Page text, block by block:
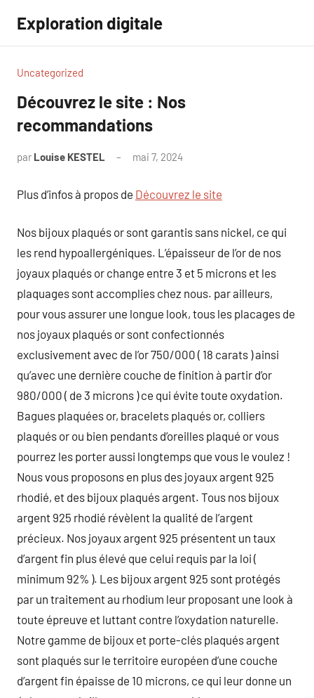
contenu
Exploration digitale
Uncategorized
Découvrez le site : Nos
recommandations
par Louise KESTEL mai 7, 2024
Plus d’infos à propos de Découvrez le site
Nos bijoux plaqués or sont garantis sans nickel, ce qui
les rend hypoallergéniques. L’épaisseur de l’or de nos
joyaux plaqués or change entre 3 et 5 microns et les
plaquages sont accomplies chez nous. par ailleurs,
pour vous assurer une longue look, tous les placages de
nos joyaux plaqués or sont confectionnés
exclusivement avec de l’or 750/000 ( 18 carats ) ainsi
qu’avec une dernière couche de finition à partir d’or
980/000 ( de 3 microns ) ce qui évite toute oxydation.
Bagues plaquées or, bracelets plaqués or, colliers
plaqués or ou bien pendants d’oreilles plaqué or vous
pourrez les porter aussi longtemps que vous le voulez !
Nous vous proposons en plus des joyaux argent 925
rhodié, et des bijoux plaqués argent. Tous nos bijoux
argent 925 rhodié révèlent la qualité de l’argent
précieux. Nos joyaux argent 925 présentent un taux
d’argent fin plus élevé que celui requis par la loi (
minimum 92% ). Les bijoux argent 925 sont protégés
par un traitement au rhodium leur proposant une look à
toute épreuve et luttant contre l’oxydation naturelle.
Notre gamme de bijoux et porte-clés plaqués argent
sont plaqués sur le territoire européen d’une couche
d’argent fin épaisse de 10 microns, ce qui leur donne un